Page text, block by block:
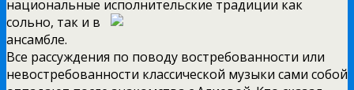
национальные исполнительские традиции как
сольно, так и в
ансамбле.
Все рассуждения по поводу востребованности или
невостребованности классической музыки сами собой